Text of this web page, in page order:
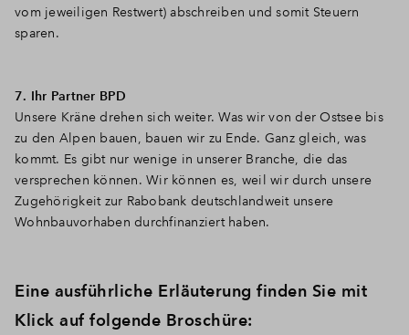
vom jeweiligen Restwert) abschreiben und somit Steuern
sparen.
7. Ihr Partner BPD
Unsere Kräne drehen sich weiter. Was wir von der Ostsee bis
zu den Alpen bauen, bauen wir zu Ende. Ganz gleich, was
kommt. Es gibt nur wenige in unserer Branche, die das
versprechen können. Wir können es, weil wir durch unsere
Zugehörigkeit zur Rabobank deutschlandweit unsere
Wohnbauvorhaben durchfinanziert haben.
Eine ausführliche Erläuterung finden Sie mit
Klick auf folgende Broschüre: